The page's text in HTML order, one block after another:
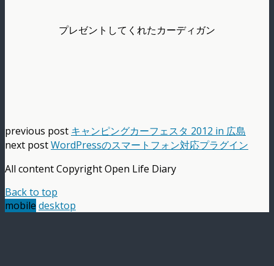
プレゼントしてくれたカーディガン
previous post キャンピングカーフェスタ 2012 in 広島
next postWordPressのスマートフォン対応プラグイン
All content Copyright Open Life Diary
Back to top
mobile desktop